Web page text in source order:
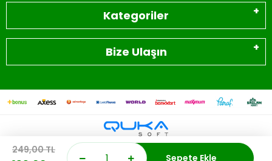
249,00 TL
Sepete Ekle
Kategoriler
Bize Ulaşın
0